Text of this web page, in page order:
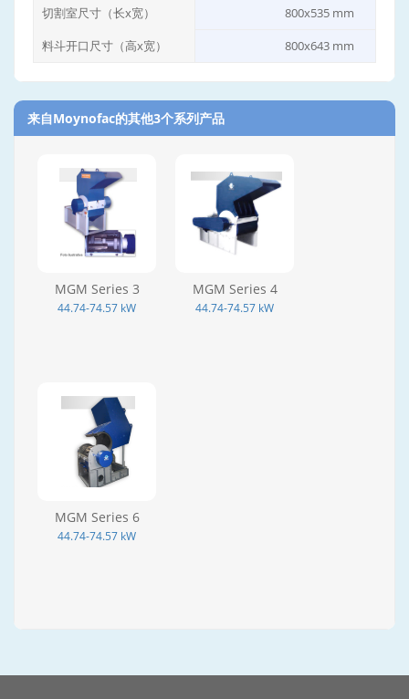
切割室尺寸（长x宽）
800x535 mm
料斗开口尺寸（高x宽）
800x643 mm
来自Moynofac的其他3个系列产品‎
MGM Series 3
44.74-74.57 kW
MGM Series 4
44.74-74.57 kW
MGM Series 6
44.74-74.57 kW